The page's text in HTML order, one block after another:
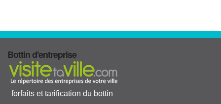
Bottin d'entreprise
forfaits et tarification du bottin